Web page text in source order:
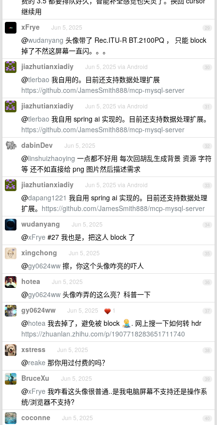
继续用
29
xFrye Jun 5, 2025
@wudanyang 头像带了 Rec.ITU-R BT.2100PQ ， 只能 block
掉了不然这屏幕一直闪。。。
30
jiazhutianxiadiy Jun 5, 2025 via Android
@tlerbao 我自用的。目前还支持数据处理扩展
https://github.com/JamesSmith888/mcp-mysql-server
31
jiazhutianxiadiy Jun 5, 2025 via Android
@tlerbao 我自用 spring ai 实现的。目前还支持数据处理扩展。
https://github.com/JamesSmith888/mcp-mysql-server
32
dabinDev Jun 5, 2025
@linshuizhaoying 一点都不好用 每次回胡乱生成背景 资源 字符
等 还不如直接给 png 图片然后描述需求
33
jiazhutianxiadiy Jun 5, 2025 via Android
@dapang1221 我自用 spring ai 实现的。目前还支持数据处理
扩展。 https://github.com/JamesSmith888/mcp-mysql-server
34
wudanyang Jun 5, 2025
@xFrye #27 我也是，把这人 block 了
35
xingchong Jun 5, 2025
@gy0624ww 擦，你这个头像咋亮的吓人
36
hotea Jun 5, 2025
@gy0624ww 头像咋弄的这么亮？科普一下
37
gy0624ww Jun 5, 2025 1
@hotea 我去掉了，避免被 block
. 网上搜一下如何转 hdr
https://zhuanlan.zhihu.com/p/1907718283651711740
38
xstress Jun 5, 2025
@reake 那你用过付费的吗？
39
BruceXu Jun 5, 2025
@xFrye 我咋看这头像很普通..是我电脑屏幕不支持还是操作系
统/浏览器不支持?
40
coconne Jun 5, 2025